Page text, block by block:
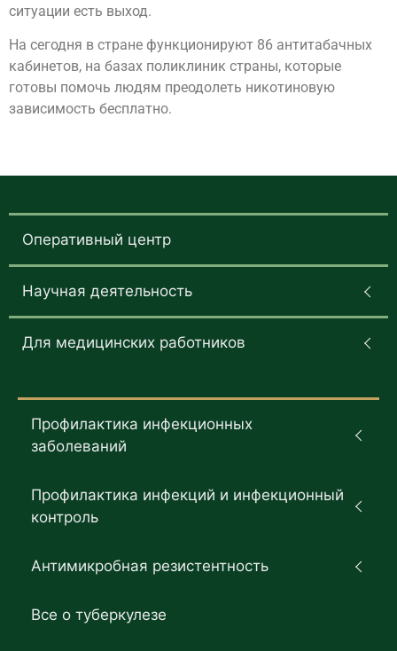
ситуации есть выход.
На сегодня в стране функционируют 86 антитабачных
кабинетов, на базах поликлиник страны, которые
готовы помочь людям преодолеть никотиновую
зависимость бесплатно.
Оперативный центр
Научная деятельность
Для медицинских работников
Профилактика инфекционных
заболеваний
Профилактика инфекций и инфекционный
контроль
Антимикробная резистентность
Все о туберкулезе